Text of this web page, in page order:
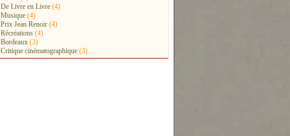
De Livre en Livre (4)
Musique (4)
Prix Jean Renoir (4)
Récréations (4)
Bordeaux (3)
Critique cinématographique (3)